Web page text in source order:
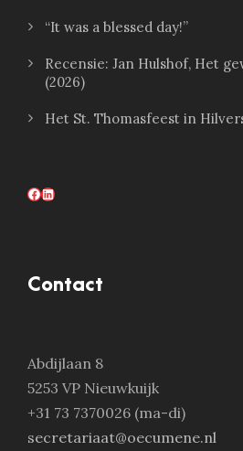
“It was a blessed day!”
Recensie: Jan Hulshof, Het
(2026)
Het St. Thomasfeest in
Facebook LinkedIn
Contact
Abdijlaan 8
5253 VP Nieuwkuijk
+31 73 7370026 (ma-di)
secretariaat@oecumene.nl